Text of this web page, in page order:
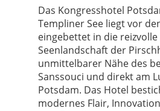
Das Kongresshotel
Templiner See liegt vor
eingebettet in die reizvolle
Seenlandschaft der
unmittelbarer Nähe des
Sanssouci und direkt am
Potsdam. Das Hotel
modernes Flair,